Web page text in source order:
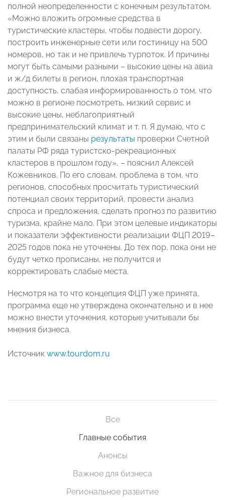
полной неопределенности с конечным результатом.
«Можно вложить огромные средства в
туристические кластеры, чтобы подвести дорогу,
построить инженерные сети или гостиницу на 500
номеров, но так и не привлечь турпоток. И причины
могут быть самыми разными – высокие цены на авиа
и ж/д билеты в регион, плохая транспортная
доступность, слабая информированность о том, что
можно в регионе посмотреть, низкий сервис и
высокие цены, неблагоприятный
предпринимательский климат и т. п. Я думаю, что с
этим и были связаны результаты проверки Счетной
палаты РФ ряда туристско-рекреационных
кластеров в прошлом году», – пояснил Алексей
Кожевников. По его словам, проблема в том, что
регионов, способных просчитать туристический
потенциал своих территорий, провести анализ
спроса и предложения, сделать прогноз по развитию
туризма, крайне мало. При этом целевые индикаторы
и показатели эффективности реализации ФЦП 2019–
2025 годов пока не уточнены. До тех пор, пока они не
будут четко прописаны, не получится и
корректировать слабые места.
Несмотря на то что концепция ФЦП уже принята,
программа еще не утверждена окончательно и в нее
можно внести уточнения, которые учитывали бы
мнения бизнеса.
Источник www.tourdom.ru
Все
Главные события
Анонсы
Важное для бизнеса
Региональное развитие